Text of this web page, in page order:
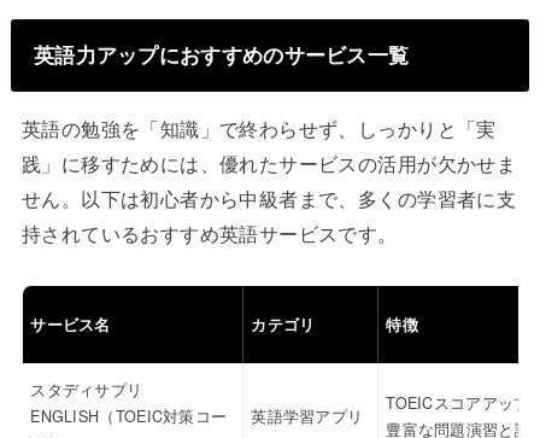
英語力アップにおすすめのサービス一覧
英語の勉強を「知識」で終わらせず、しっかりと「実
践」に移すためには、優れたサービスの活用が欠かせま
せん。以下は初心者から中級者まで、多くの学習者に支
持されているおすすめ英語サービスです。
サービス名 カテゴリ 特徴
スタディサプリ
ENGLISH（TOEIC対策コー
英語学習アプリ
TOEICスコアアップ
豊富な問題演習と講